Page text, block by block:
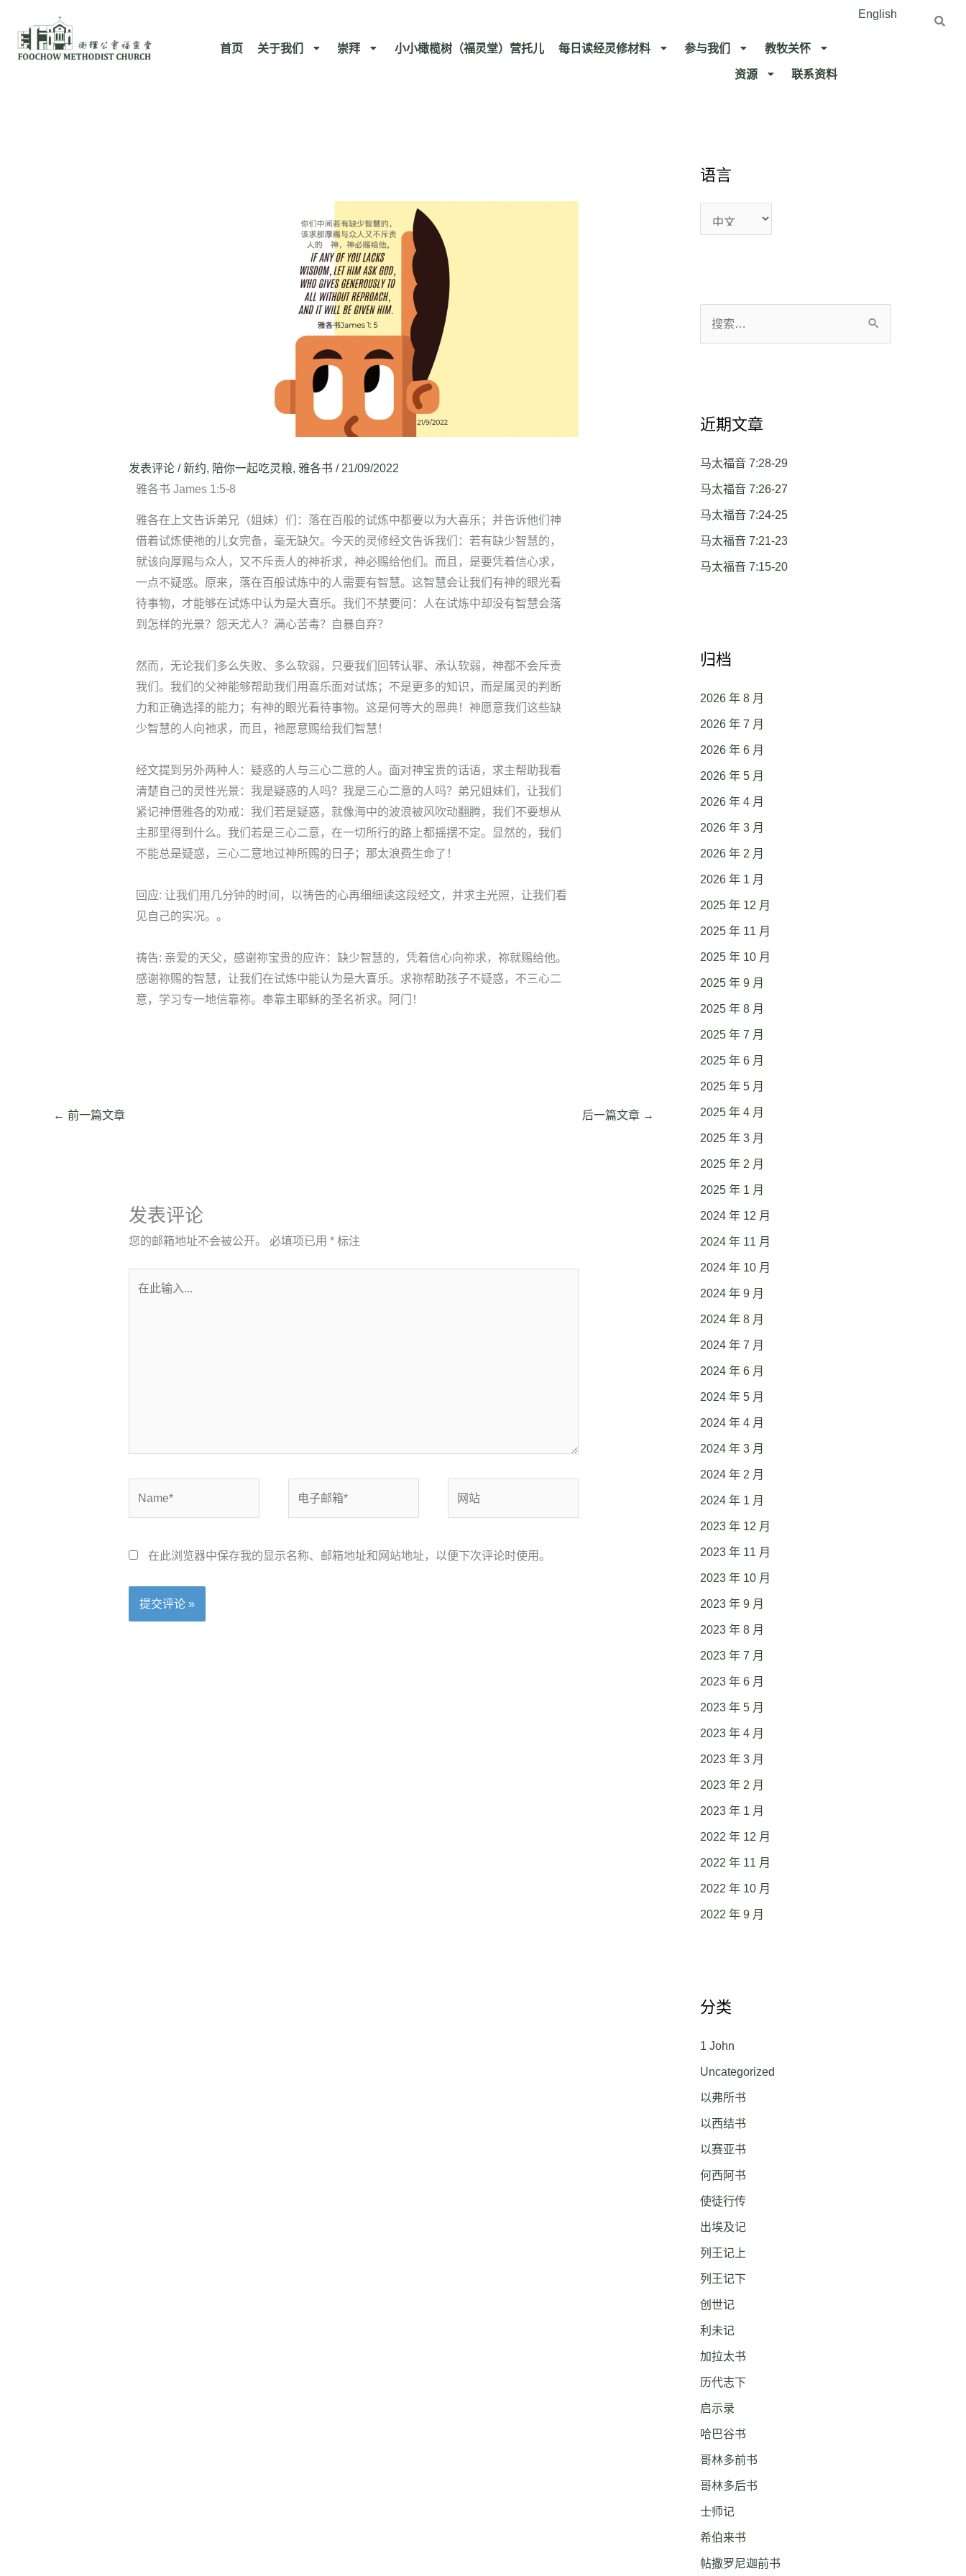
English
首页 关于我们 崇拜 小小橄榄树（福灵堂）营托儿 每日读经灵修材料 参与我们
教牧关怀​
资源
联系资料​
发表评论 /新约, 陪你一起吃灵粮, 雅各书 / 21/09/2022
雅各书 James 1:5-8
雅各在上文告诉弟兄（姐妹）们：落在百般的试炼中都要以为大喜乐；并告诉他们神
借着试炼使祂的儿女完备，毫无缺欠。今天的灵修经文告诉我们：若有缺少智慧的，
就该向厚赐与众人，又不斥责人的神祈求，神必赐给他们。而且，是要凭着信心求，
一点不疑惑。原来，落在百般试炼中的人需要有智慧。这智慧会让我们有神的眼光看
待事物，才能够在试炼中认为是大喜乐。我们不禁要问：人在试炼中却没有智慧会落
到怎样的光景？怨天尤人？满心苦毒？自暴自弃？
然而，无论我们多么失败、多么软弱，只要我们回转认罪、承认软弱，神都不会斥责
我们。我们的父神能够帮助我们用喜乐面对试炼；不是更多的知识，而是属灵的判断
力和正确选择的能力；有神的眼光看待事物。这是何等大的恩典！神愿意我们这些缺
少智慧的人向祂求，而且，祂愿意赐给我们智慧！
经文提到另外两种人：疑惑的人与三心二意的人。面对神宝贵的话语，求主帮助我看
清楚自己的灵性光景：我是疑惑的人吗？我是三心二意的人吗？弟兄姐妹们，让我们
紧记神借雅各的劝戒：我们若是疑惑，就像海中的波浪被风吹动翻腾，我们不要想从
主那里得到什么。我们若是三心二意，在一切所行的路上都摇摆不定。显然的，我们
不能总是疑惑，三心二意地过神所赐的日子；那太浪费生命了！
回应: 让我们用几分钟的时间，以祷告的心再细细读这段经文，并求主光照，让我们看
见自己的实况。。
祷告: 亲爱的天父，感谢祢宝贵的应许：缺少智慧的，凭着信心向祢求，祢就赐给他。
感谢祢赐的智慧，让我们在试炼中能认为是大喜乐。求祢帮助孩子不疑惑，不三心二
意，学习专一地信靠祢。奉靠主耶稣的圣名祈求。阿门！
← 前一篇文章 后一篇文章 →
发表评论
您的邮箱地址不会被公开。 必填项已用 *标注
箱
在此浏览器中保存我的显示名称、邮箱地址和网站地址，以便下次评论时使用。
语言
言
近期文章
马太福音 7:28-29
马太福音 7:26-27
马太福音 7:24-25
马太福音 7:21-23
马太福音 7:15-20
归档
2026 年 8 月
2026 年 7 月
2026 年 6 月
2026 年 5 月
2026 年 4 月
2026 年 3 月
2026 年 2 月
2026 年 1 月
2025 年 12 月
2025 年 11 月
2025 年 10 月
2025 年 9 月
2025 年 8 月
2025 年 7 月
2025 年 6 月
2025 年 5 月
2025 年 4 月
2025 年 3 月
2025 年 2 月
2025 年 1 月
2024 年 12 月
2024 年 11 月
2024 年 10 月
2024 年 9 月
2024 年 8 月
2024 年 7 月
2024 年 6 月
2024 年 5 月
2024 年 4 月
2024 年 3 月
2024 年 2 月
2024 年 1 月
2023 年 12 月
2023 年 11 月
2023 年 10 月
2023 年 9 月
2023 年 8 月
2023 年 7 月
2023 年 6 月
2023 年 5 月
2023 年 4 月
2023 年 3 月
2023 年 2 月
2023 年 1 月
2022 年 12 月
2022 年 11 月
2022 年 10 月
2022 年 9 月
分类
1 John
Uncategorized
以弗所书
以西结书
以赛亚书
何西阿书
使徒行传
出埃及记
列王记上
列王记下
创世记
利未记
加拉太书
历代志下
启示录
哈巴谷书
哥林多前书
哥林多后书
士师记
希伯来书
帖撒罗尼迦前书
言